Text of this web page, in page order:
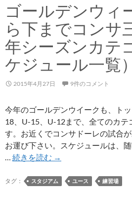
ゴールデンウィ
ら下までコンサ
年シーズンカテ
ケジュール一覧）
2015年4月27日 9件のコメント
今年のゴールデンウイークも、ト
18、U-15、U-12まで、全てのカテ
す。お近くでコンサドーレの試合
お運び下さい。スケジュールは、
… 続きを読む ゴ
ル
→
タグ： スタジアム ユース 練習場